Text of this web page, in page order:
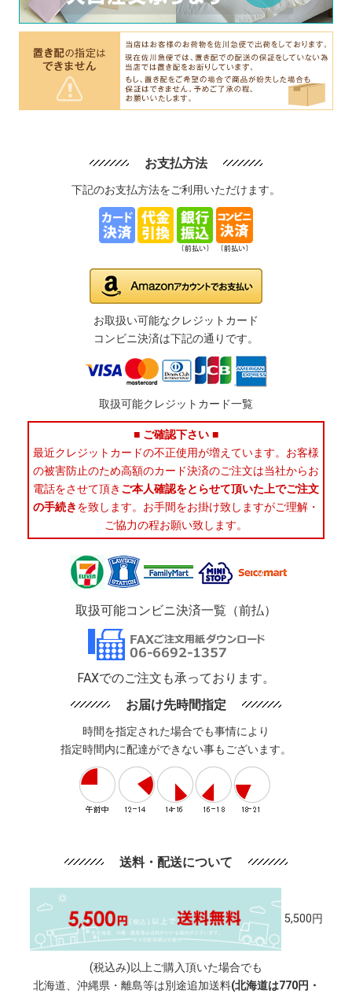
お支払方法
下記のお支払方法をご利用いただけます。
お取扱い可能なクレジットカード
コンビニ決済は下記の通りです。
取扱可能クレジットカード一覧
■ ご確認下さい ■
最近クレジットカードの不正使用が増えています。お客様
の被害防止のため高額のカード決済のご注文は当社からお
電話をさせて頂き ご本人確認をとらせて頂いた上でご注文
の手続きを致します。お手間をお掛け致しますがご理解・
ご協力の程お願い致します。
取扱可能コンビニ決済一覧（前払）
FAXでのご注文も承っております。
お届け先時間指定
時間を指定された場合でも事情により
指定時間内に配達ができない事もございます。
送料・配送について
5,500円
(税込み)以上ご購入頂いた場合でも
北海道、沖縄県・離島等は別途追加送料(北海道は770円・